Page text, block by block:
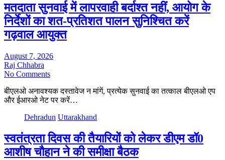
मतदाता सुनवाई में लापरवाही बर्दाश्त नहीं, आयोग के
निर्देशों का शत-प्रतिशत पालन सुनिश्चित करें
गढ़वाल आयुक्त
August 7, 2026
Raj Chhabra
No Comments
बीएलओ अनावश्यक दस्तावेज न मांगें, प्रत्येक सुनवाई का तत्काल बीएलओ एप
और ईआरओ नेट पर करें…
Dehradun Uttarakhand
स्वतंत्रता दिवस की तैयारियों को लेकर डीएम डॉ0
आशीष चौहान ने की समीक्षा बैठक